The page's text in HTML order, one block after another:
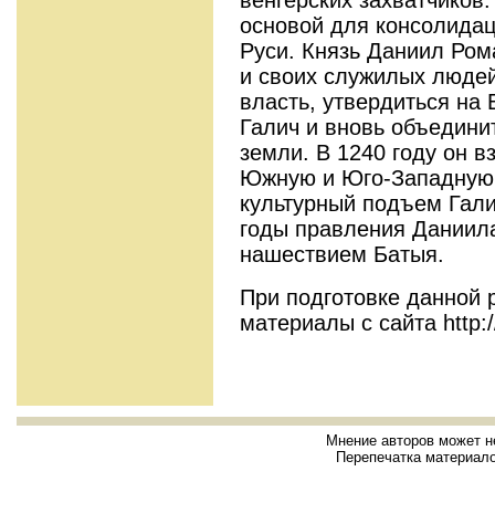
основой для
Руси. Князь Даниил
и своих служилых
власть, утвердиться
Галич и вновь
земли. В 1240 году он
Южную и Юго-Западную
культурный подъем
годы правления
нашествием Батыя.
При подготовке
материалы с сайта
Мнение авторов может
Перепечатка